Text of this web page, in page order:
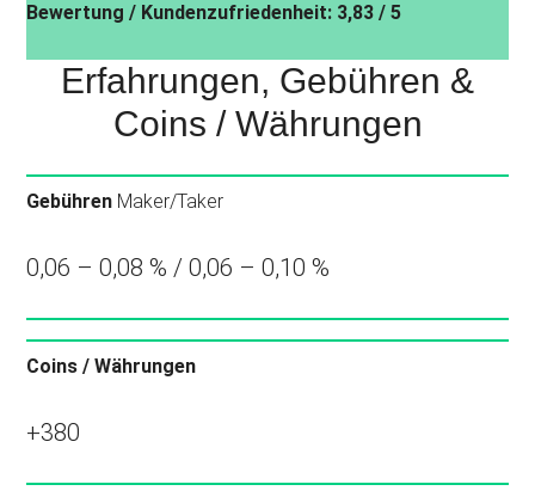
Bewertung / Kundenzufriedenheit: 3,83 / 5
Erfahrungen, Gebühren &
Coins / Währungen
Gebühren Maker/Taker
0,06 – 0,08 % / 0,06 – 0,10 %
Coins / Währungen
+380